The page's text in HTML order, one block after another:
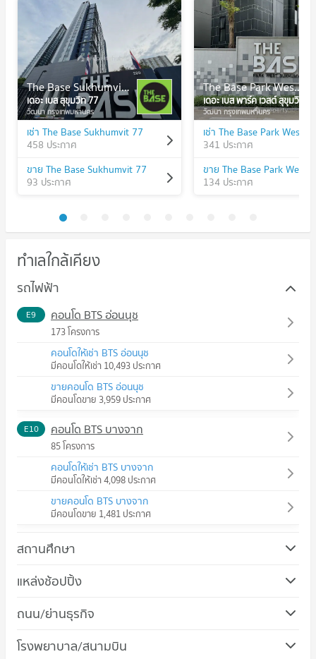
The Base Sukhumvit 77
เดอะ เบส สุขุมวิท 77
วัฒนา กรุงเทพมหานคร
เช่า The Base Sukhumvit 77
458 ประกาศ
ขาย The Base Sukhumvit 77
93 ประกาศ
The Base Park West Sukhumvit 77
เดอะ เบส พาร์ค เวสต์ สุขุมวิท 77
วัฒนา กรุงเทพมหานคร
341 ประกาศ
134 ประกาศ
ทำเลใกล้เคียง
รถไฟฟ้า
E9 คอนโด BTS อ่อนนุช
173 โครงการ
คอนโดให้เช่า BTS อ่อนนุช
มีคอนโดให้เช่า 10,493 ประกาศ
ขายคอนโด BTS อ่อนนุช
มีคอนโดขาย 3,959 ประกาศ
E10 คอนโด BTS บางจาก
85 โครงการ
คอนโดให้เช่า BTS บางจาก
มีคอนโดให้เช่า 4,098 ประกาศ
ขายคอนโด BTS บางจาก
มีคอนโดขาย 1,481 ประกาศ
สถานศึกษา
คอนโด วิทยาลัยพณิชยการบางนา
คอนโดให้เช่า วิทยาลัยพณิชยการบางนา
มีคอนโดให้เช่า 23,199 ประกาศ
ขายคอนโด วิทยาลัยพณิชยการบางนา
แหล่งช้อปปิ้ง
คอนโด ทรู ดิจิทัล พาร์ค
คอนโดให้เช่า ทรู ดิจิทัล พาร์ค
ถนน/ย่านธุรกิจ
คอนโด เขตพระโขนง
โรงพยาบาล/สนามบิน